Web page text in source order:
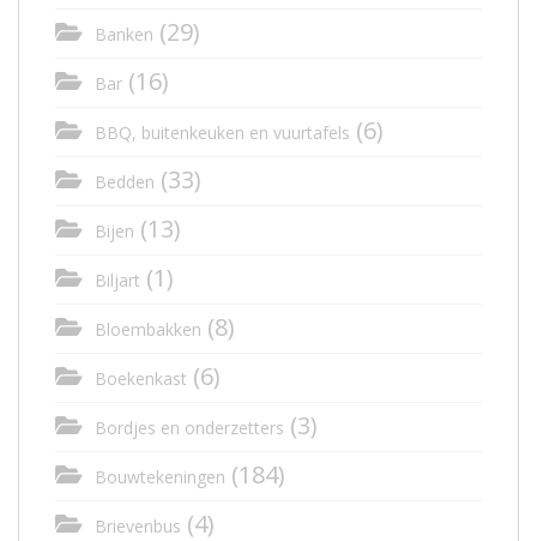
Banken (29)
Bar (16)
BBQ, buitenkeuken en vuurtafels (6)
Bedden (33)
Bijen (13)
Biljart (1)
Bloembakken (8)
Boekenkast (6)
Bordjes en onderzetters (3)
Bouwtekeningen (184)
Brievenbus (4)